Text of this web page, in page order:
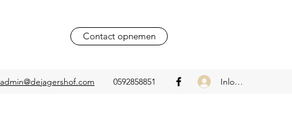
Contact opnemen
admin@dejagershof.com 0592858851 Inloggen